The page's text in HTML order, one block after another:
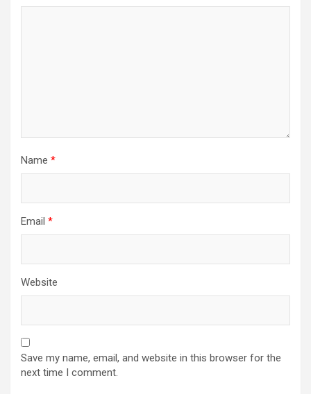
Name *
Email *
Website
Save my name, email, and website in this browser for the
next time I comment.